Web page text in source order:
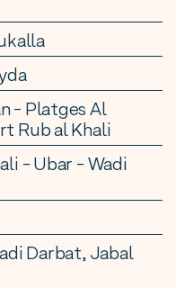
- Platges Al
Rub al Khali
- Ubar - Wadi
Darbat, Jabal